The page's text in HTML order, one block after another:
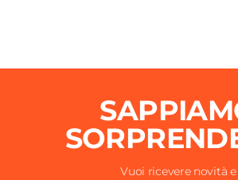
Vuoi ricevere novità e